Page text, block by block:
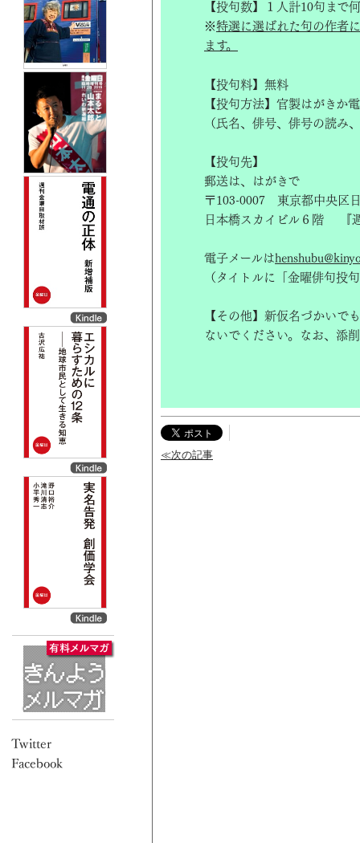
【投句数】１人計10句まで
※特選に選ばれた句の作者
ます。
【投句料】無料
【投句方法】官製はがきか
（氏名、俳号、俳号の読み
【投句先】
郵送は、はがきで
〒103-0007 東京都中央区
日本橋スカイビル６階 『
電子メールは
（タイトルに「金曜俳句投
【その他】新仮名づかいで
ないでください。なお、添
≪次の記事